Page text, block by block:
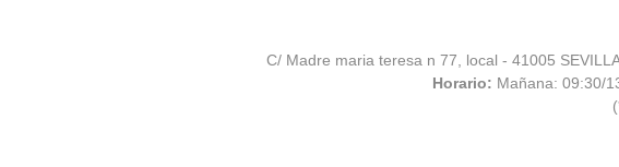
C/ Madre maria teresa n 77, local - 41005
Horario: Mañana: 09:30/